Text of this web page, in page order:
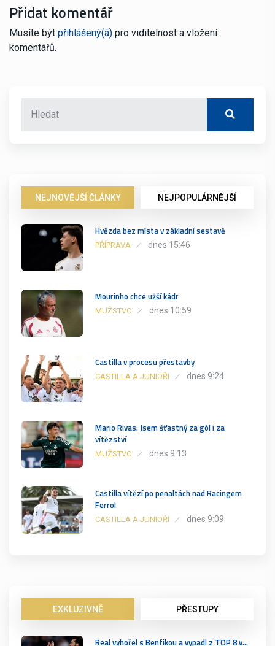
Přidat komentář
Musíte být přihlášený(á) pro viditelnost a vložení
komentářů.
NEJNOVĚJŠÍ ČLÁNKY NEJPOPULÁRNĚJŠÍ
Hvězda bez místa v základní sestavě
PŘÍPRAVA dnes 15:46
Mourinho chce užší kádr
MUŽSTVO dnes 10:59
Castilla v procesu přestavby
CASTILLA A JUNIOŘI dnes 9:24
Mario Rivas: Jsem šťastný za gól i za
vítězství
MUŽSTVO dnes 9:13
Castilla vítězí po penaltách nad Racingem
Ferrol
CASTILLA A JUNIOŘI dnes 9:09
EXKLUZIVNĚ PŘESTUPY
Real vyhořel s Benfikou a vypadl z TOP 8 v…